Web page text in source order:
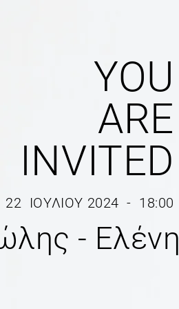
YOU
ARE
INVITED
22 ΙΟΥΛΙΟΥ 2024 - 18:00
- Ελένη